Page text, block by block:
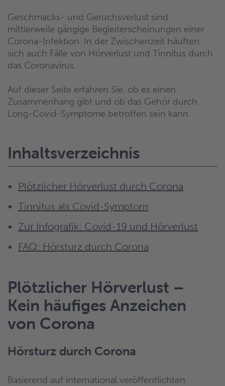
Geschmacks- und Geruchsverlust sind
mittlerweile gängige Begleiterscheinungen einer
Corona-Infektion. In der Zwischenzeit häuften
sich auch Fälle von Hörverlust und Tinnitus durch
das Coronavirus.
Auf dieser Seite erfahren Sie, ob es einen
Zusammenhang gibt und ob das Gehör durch
Long-Covid-Symptome betroffen sein kann.
Inhaltsverzeichnis
Plötzlicher Hörverlust durch Corona
Tinnitus als Covid-Symptom
Zur Infografik: Covid-19 und Hörverlust
FAQ: Hörsturz durch Corona
Plötzlicher Hörverlust –
Kein häufiges Anzeichen
von Corona
Hörsturz durch Corona
Basierend auf international veröffentlichten